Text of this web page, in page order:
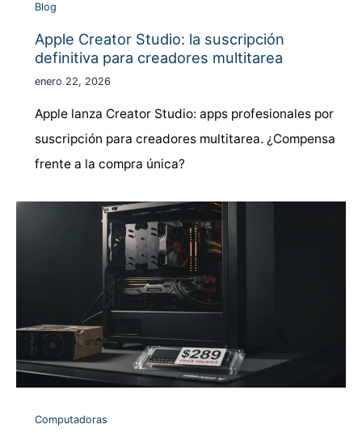
Blog
Apple Creator Studio: la suscripción
definitiva para creadores multitarea
enero 22, 2026
Apple lanza Creator Studio: apps profesionales por
suscripción para creadores multitarea. ¿Compensa
frente a la compra única?
Computadoras